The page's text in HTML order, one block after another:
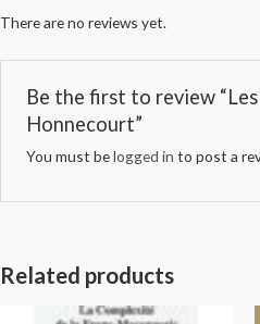
There are no reviews yet.
Be the first to review
Honnecourt”
You must belogged in to post a
Related products